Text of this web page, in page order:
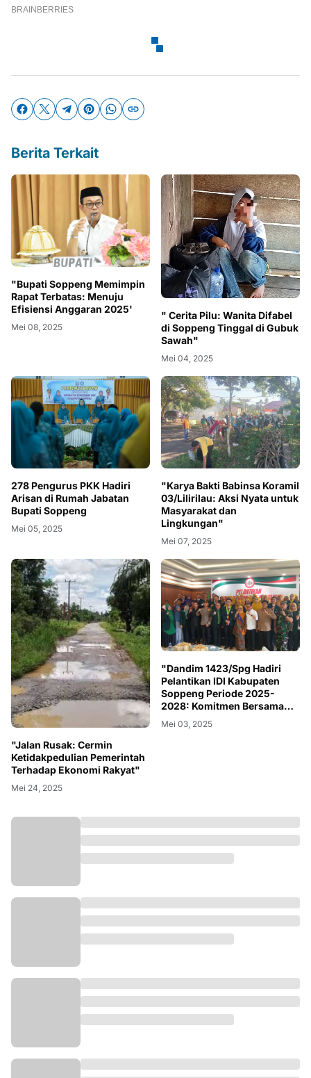
Berita Terkait
"Bupati Soppeng Memimpin
Rapat Terbatas: Menuju
Efisiensi Anggaran 2025'
Mei 08, 2025
" Cerita Pilu: Wanita Difabel
di Soppeng Tinggal di Gubuk
Sawah"
Mei 04, 2025
278 Pengurus PKK Hadiri
Arisan di Rumah Jabatan
Bupati Soppeng
Mei 05, 2025
"Karya Bakti Babinsa Koramil
03/Lilirilau: Aksi Nyata untuk
Masyarakat dan
Lingkungan"
Mei 07, 2025
"Jalan Rusak: Cermin
Ketidakpedulian Pemerintah
Terhadap Ekonomi Rakyat"
Mei 24, 2025
"Dandim 1423/Spg Hadiri
Pelantikan IDI Kabupaten
Soppeng Periode 2025-
2028: Komitmen Bersama
untuk Kesehatan
Masyarakat"
Mei 03, 2025